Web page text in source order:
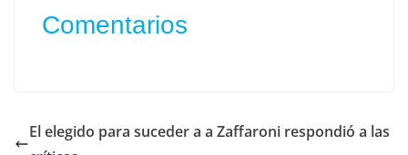
Comentarios
El elegido para suceder a a Zaffaroni respondió a las